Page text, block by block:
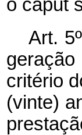
o caput
Art.
critério
(vinte)